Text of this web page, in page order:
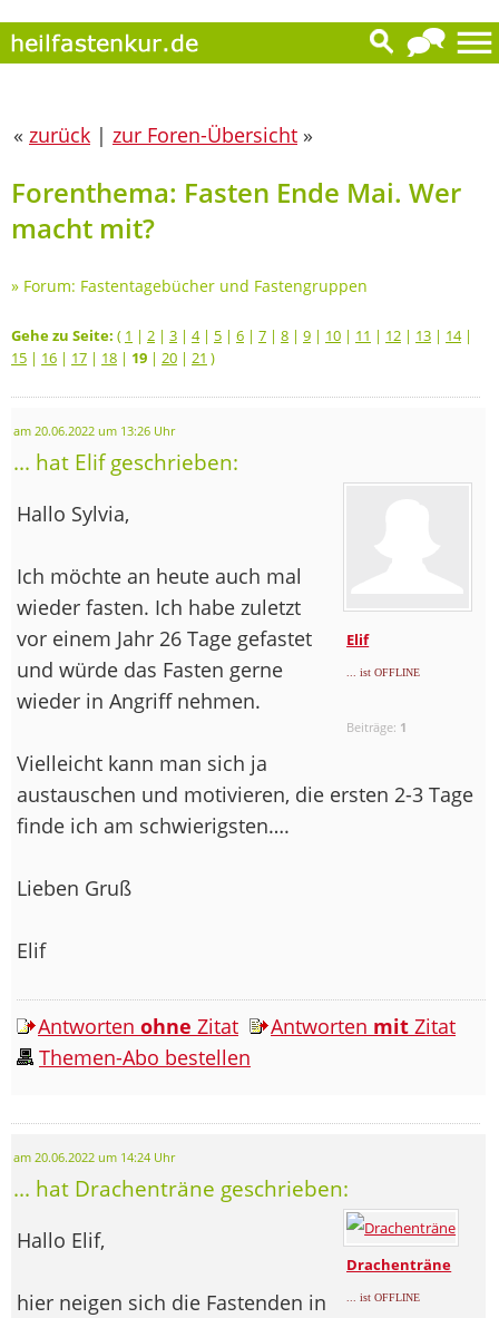
« zurück | zur Foren-Übersicht »
Forenthema: Fasten Ende Mai. Wer
macht mit?
» Forum: Fastentagebücher und Fastengruppen
Gehe zu Seite: ( 1 | 2 | 3 | 4| 5 | 6 | 7 | 8 | 9 | 10 | 11 | 12 | 13 | 14|
15 | 16 | 17 | 18 | 19 | 20 | 21 )
am 20.06.2022 um 13:26 Uhr
... hat Elif geschrieben:
Elif
... ist OFFLINE
Beiträge: 1
Hallo Sylvia,
Ich möchte an heute auch mal
wieder fasten. Ich habe zuletzt
vor einem Jahr 26 Tage gefastet
und würde das Fasten gerne
wieder in Angriff nehmen.
Vielleicht kann man sich ja
austauschen und motivieren, die ersten 2-3 Tage
finde ich am schwierigsten….
Lieben Gruß
Elif
Antworten ohne Zitat Antworten mit Zitat
Themen-Abo bestellen
am 20.06.2022 um 14:24 Uhr
... hat Drachenträne geschrieben:
Drachenträne
... ist OFFLINE
Hallo Elif,
hier neigen sich die Fastenden in